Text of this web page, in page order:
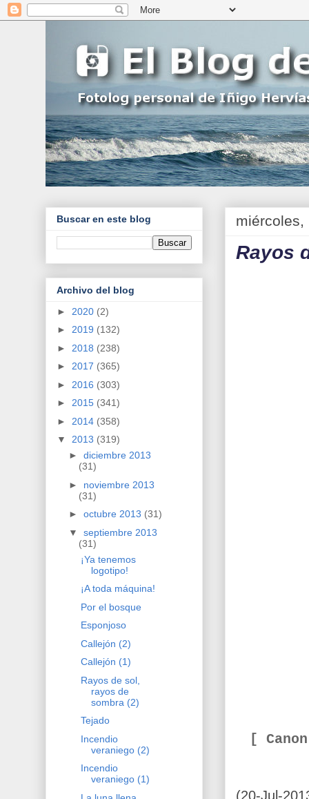
miércoles,
Rayos
[
(20-Jul-
Buscar en este blog
Archivo del blog
► 2020 (2)
► 2019 (132)
► 2018 (238)
► 2017 (365)
► 2016 (303)
► 2015 (341)
► 2014 (358)
▼ 2013 (319)
► diciembre 2013
(31)
► noviembre 2013
(31)
► octubre 2013 (31)
▼ septiembre 2013
(31)
¡Ya tenemos
logotipo!
¡A toda máquina!
Por el bosque
Esponjoso
Callejón (2)
Callejón (1)
Rayos de sol,
rayos de
sombra (2)
Tejado
Incendio
veraniego (2)
Incendio
veraniego (1)